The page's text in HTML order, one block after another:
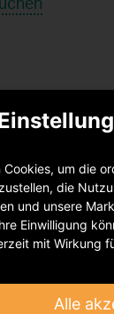
Cookies, um die
die
und unsere
Einwilligung
mit Wirkung
Alle